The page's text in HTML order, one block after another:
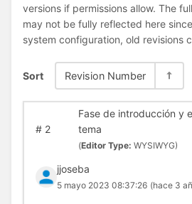
versions if permissions allow. The
may not be fully reflected here
system configuration, old revisions
Sort Revision Number
#2
Fase de introducción y
tema
(Editor Type: WYSIWYG)
jjoseba
5 mayo 2023 08:37:26 (hace 3